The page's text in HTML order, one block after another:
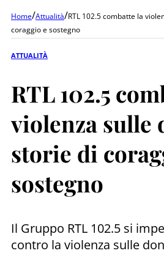
Home/Attualità/RTL 102.5 combatte la
coraggio e sostegno
ATTUALITÀ
RTL 102.5
violenza sulle
storie di
sostegno
Il Gruppo RTL 102.5 si
contro la violenza sulle